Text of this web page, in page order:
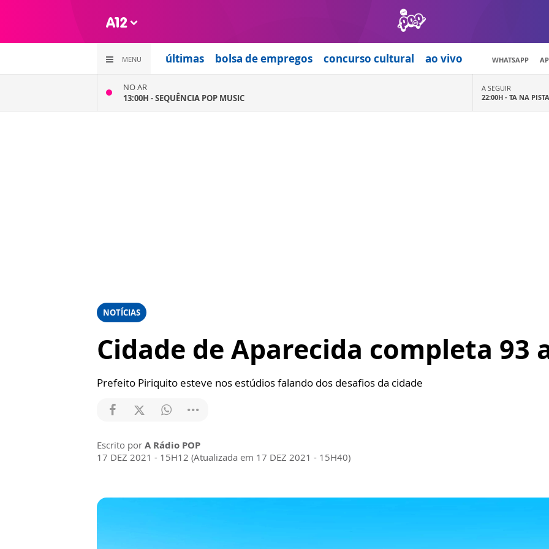
MENU últimas bolsa de empregos concurso cultural ao vivo WHATSAPP
NO AR
13:00H -SEQUÊNCIA POP MUSIC
A SEGUIR
22:00H - TA NA PISTA
NOTÍCIAS
Cidade de Aparecida completa 93
Prefeito Piriquito esteve nos estúdios falando dos desafios da cidade
Escrito por A Rádio POP
17 DEZ 2021 - 15H12 (Atualizada em 17 DEZ 2021 - 15H40)